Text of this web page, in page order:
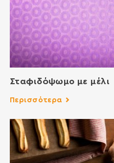
Σταφιδόψωμο με μέλι
Περισσότερα